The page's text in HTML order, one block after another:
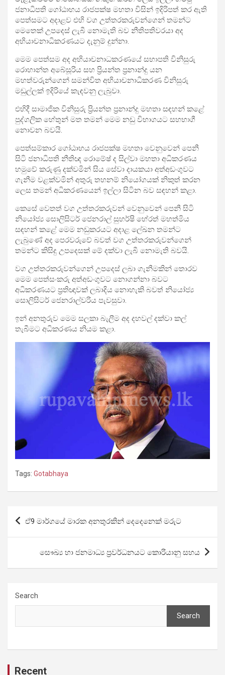
ජනාධිපති ගෝඨාභය රාජපක්ෂ මහතා විසින් ඉදිරිපත් කර ඇති
පෙත්සමට අදාළව එහි වග උත්තරකරුවන්ගෙන් තමන්ට
මෙතෙක් උපදෙස් ලැබී නොමැති බව නීතිපතිවරයා අද
අභියාචනාධිකරණයට දැනුම් දුන්නා.
මෙම පෙත්සම අද අභියාචනාධකරණයේ සභාපති විනිසුරු
රොහාන්ත අබේසූරිය සහ ප්‍රියන්ත ප්‍රනාන්දු යන
මහත්වරුන්ගෙන් සමන්විත අභියාචනාධිකරණ විනිසුරු
මඩුල්ලක් ඉදිරියේ කැඳවනු ලැබුවා.
එහිදී සාමාජික විනිසුරු ප්‍රියන්ත ප්‍රනාන්දු මහතා සඳහන් කළේ
පුද්ගලික හේතුන් මත තමන් මෙම නඩු විභාගයට සහභාගී
නොවන බවයි.
පෙත්සම්කාර ගෝඨාභය රාජපක්ෂ මහතා වෙනුවෙන් පෙනී
සිටි ජනාධිපති නීතිඥ රොමේෂ් ද සිල්වා මහතා අධිකරණය
හමුවේ කරුණු දක්වමින් සිය සේවා දායකයා අත්අඩංගුවට
ගැනීම වළක්වමින් අතුරු තහනම් නියෝගයක් නිකුත් කරන
ලෙස තමන් අධිකරණයෙන් ඉල්ලා සිටින බව සඳහන් කළා.
කෙසේ වෙතත් වග උත්තරකරුවන් වෙනුවෙන් පෙනී සිටි
නියෝජ්‍ය සොලිසිටර් ජෙනරාල් සුහර්ෂි හේරත් මහත්මිය
සඳහන් කළේ මෙම නඩුකරයට අදාළ ලේඛන තමන්ට
ලැබුණේ අද පෙරවරුවේ බවත් වග උත්තරකරුවන්ගෙන්
තමන්ට කිසිදු උපදෙසක් මේ දක්වා ලැබී නොමැති බවයි.
වග උත්තරකරුවන්ගෙන් උපදෙස් ලබා ගැනීමකින් තොරව
මෙම පෙත්සංකරු අත්අඩංගුවට නොගන්නා බවට
අධිකරණයට ප්‍රතිඥාවක් ලබාදිය නොහැකි බවත් නියෝජ්‍ය
සොලිසිටර් ජෙනරාල්වරිය පැවසුවා.
ඉන් අනතුරුව මෙම සලකා බැලීම අද දහවල් දක්වා කල්
තැබීමට අධිකරණය නියම කළා.
Tags: Gotabhaya
Post
ඒ9 මාර්ගයේ මාරක අනතුරකින් ද‍ෙදෙනෙක් මරුට
සෞඛ්‍ය හා ජනමාධ්‍ය ප්‍රවර්ධනයට කොරියානු සහය
Search
Search
Recent